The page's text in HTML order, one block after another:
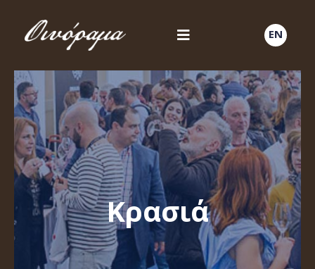
EN
Κρασιά